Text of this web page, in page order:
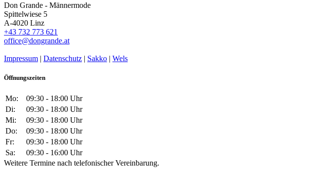
Don Grande - Männermode
Spittelwiese 5
A-4020 Linz
+43 732 773 621
office@dongrande.at
Impressum | Datenschutz | Sakko | Wels
Öffnungszeiten
Mo:
09:30 - 18:00 Uhr
Di:
09:30 - 18:00 Uhr
Mi:
09:30 - 18:00 Uhr
Do:
09:30 - 18:00 Uhr
Fr:
09:30 - 18:00 Uhr
Sa:
09:30 - 16:00 Uhr
Weitere Termine nach telefonischer Vereinbarung.